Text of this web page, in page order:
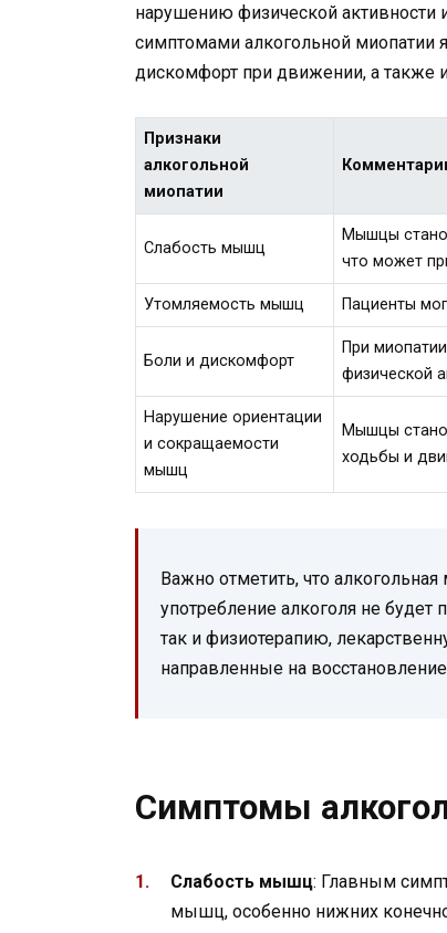
нарушению физической
симптомами алкогольной миопатии
дискомфорт при движении, а также
Признаки
алкогольной
миопатии
Слабость мышц
Мышцы
что может
Утомляемость мышц Пациенты
Боли и дискомфорт
При
физической
Нарушение ориентации
и сокращаемости
мышц
Мышцы
ходьбы и
Важно отметить, что
употребление алкоголя не будет
так и физиотерапию,
направленные на
Симптомы
Слабость мышц: Главным
мышц, особенно нижних